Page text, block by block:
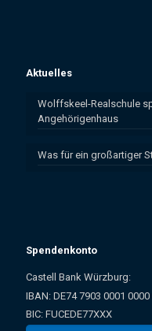
Aktuelles
Wolffskeel-Realschule
Angehörigenhaus
Was für ein großartiger
Spendenkonto
Castell Bank Würzburg:
IBAN: ­DE74 7903 0001
BIC: FUCEDE77XXX